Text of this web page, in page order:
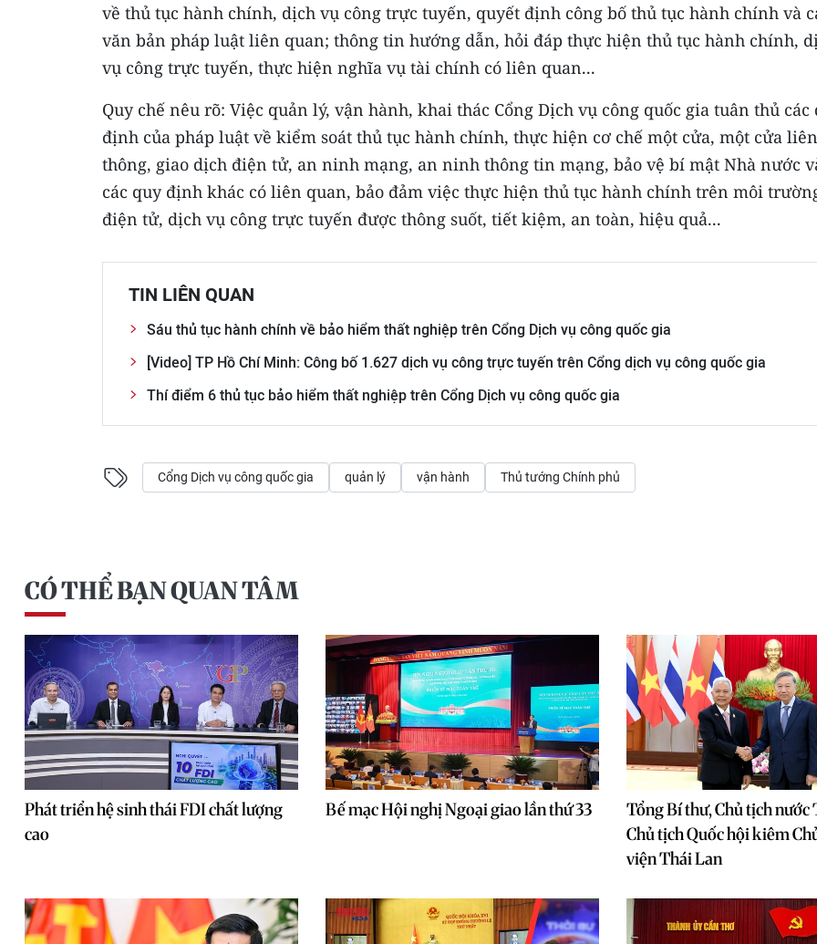
về thủ tục hành chính, dịch vụ công trực tuyến, quyết định công bố thủ tục hành chính và
văn bản pháp luật liên quan; thông tin hướng dẫn, hỏi đáp thực hiện thủ tục hành chính,
vụ công trực tuyến, thực hiện nghĩa vụ tài chính có liên quan...
Quy chế nêu rõ: Việc quản lý, vận hành, khai thác Cổng Dịch vụ công quốc gia tuân thủ các
định của pháp luật về kiểm soát thủ tục hành chính, thực hiện cơ chế một cửa, một cửa liên
thông, giao dịch điện tử, an ninh mạng, an ninh thông tin mạng, bảo vệ bí mật Nhà nước
các quy định khác có liên quan, bảo đảm việc thực hiện thủ tục hành chính trên môi
điện tử, dịch vụ công trực tuyến được thông suốt, tiết kiệm, an toàn, hiệu quả...
TIN LIÊN QUAN
Sáu thủ tục hành chính về bảo hiểm thất nghiệp trên Cổng Dịch vụ công quốc gia
[Video] TP Hồ Chí Minh: Công bố 1.627 dịch vụ công trực tuyến trên Cổng dịch vụ công quốc gia
Thí điểm 6 thủ tục bảo hiểm thất nghiệp trên Cổng Dịch vụ công quốc gia
Cổng Dịch vụ công quốc gia quản lý vận hành Thủ tướng Chính phủ
CÓ THỂ BẠN QUAN TÂM
Phát triển hệ sinh thái FDI chất lượng
cao
Bế mạc Hội nghị Ngoại giao lần thứ 33
Tổng Bí thư, Chủ tịch nước
Chủ tịch Quốc hội kiêm
viện Thái Lan